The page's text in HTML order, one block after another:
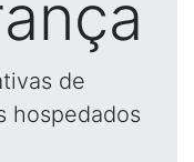
de
hospedados